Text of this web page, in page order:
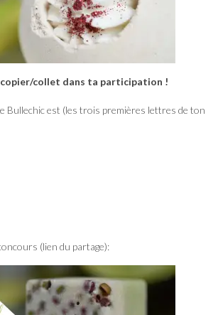
copier/collet dans ta participation !
Bullechic est (les trois premières lettres de ton
(lien du partage):